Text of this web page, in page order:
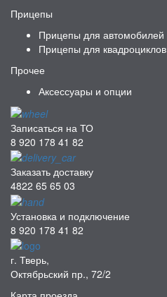
Прицепы
Прицепы для автомобилей
Прицепы для квадроциклов
Прочее
Аксессуары и опции
Записаться на ТО
8 920 178 41 82
Заказать доставку
4822 65 65 03
Установка и подключение
8 920 178 41 82
г. Тверь,
Октябрьский пр., 72/2